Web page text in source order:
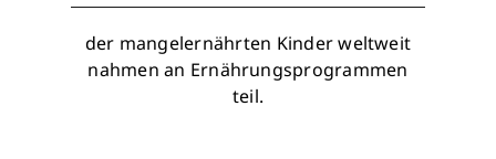
der mangelernährten Kinder weltweit
nahmen an Ernährungsprogrammen
teil.